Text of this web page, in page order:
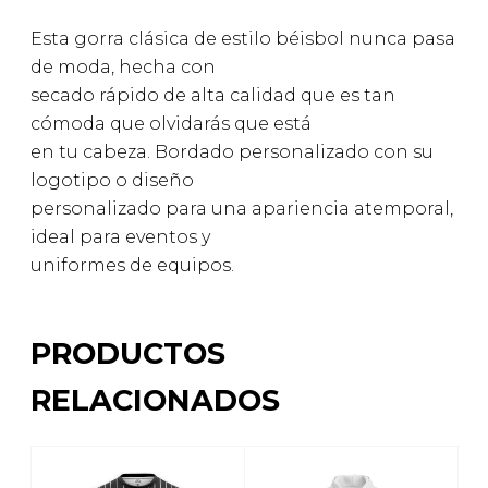
Esta gorra clásica de estilo béisbol nunca pasa
de moda, hecha con
secado rápido de alta calidad que es tan
cómoda que olvidarás que está
en tu cabeza. Bordado personalizado con su
logotipo o diseño
personalizado para una apariencia atemporal,
ideal para eventos y
uniformes de equipos.
PRODUCTOS
RELACIONADOS